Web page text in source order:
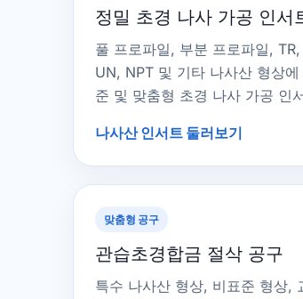
정밀 초경 나사 가공 인서
풀 프로파일, 부분 프로파일,
UN, NPT 및 기타 나사산 형상
준 및 맞춤형 초경 나사 가공 인
나사산 인서트 둘러보기
맞춤형 공구
관습초경합금 절삭 공구
특수 나사산 형상, 비표준 형상,